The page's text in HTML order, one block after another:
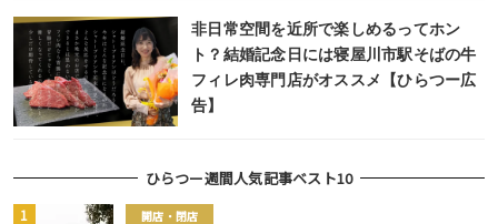
非日常空間を近所で楽しめるってホン
ト？結婚記念日には寝屋川市駅そばの牛
フィレ肉専門店がオススメ【ひらつー広
告】
ひらつー週間人気記事ベスト10
開店・閉店